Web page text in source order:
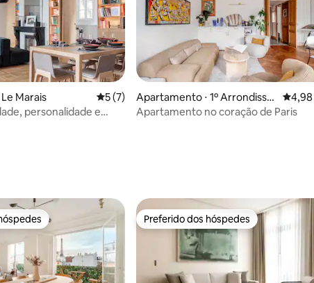
5, 87 avaliações
Marais 5 de uma avaliação média de 5, 7 avaliações
5 (7)
personalidade e
Apartamento ⋅ 1º Arrondisse
ment
4,98
Apartamento no coração de Paris
Preferido dos hóspedes
Preferido dos hóspedes